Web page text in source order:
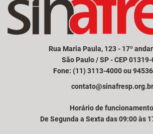
Rua Maria Paula, 123 - 17º
São Paulo / SP - CEP 01319-
Fone: (11) 3113-4000 ou
contato@sinafresp.org.br
Horário de
De Segunda a Sexta das 09:00 às